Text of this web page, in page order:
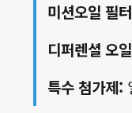
미션오일 필
디퍼렌셜 오
특수 첨가제: